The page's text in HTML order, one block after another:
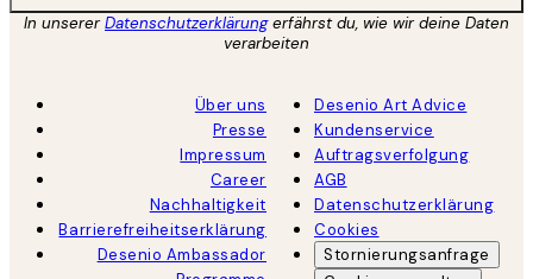
In unsererDatenschutzerklärungerfährst du, wie wir deine Daten
verarbeiten
Über uns
Presse
Impressum
Career
Nachhaltigkeit
Barrierefreiheitserklärung
Desenio Ambassador
Desenio Art Advice
Kundenservice
Auftragsverfolgung
AGB
Datenschutzerklärung
Cookies
Stornierungsanfrage